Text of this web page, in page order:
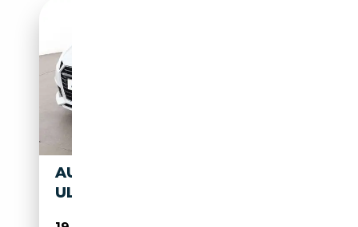
AUDI TT 2.0 TDI COUPE
ULTRA